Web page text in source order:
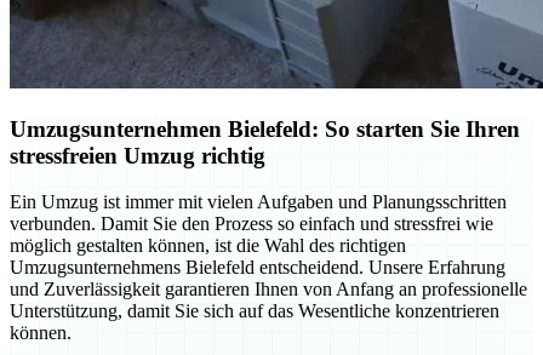
Umzugsunternehmen Bielefeld: So starten Sie Ihren
stressfreien Umzug richtig
Ein Umzug ist immer mit vielen Aufgaben und Planungsschritten
verbunden. Damit Sie den Prozess so einfach und stressfrei wie
möglich gestalten können, ist die Wahl des richtigen
Umzugsunternehmens Bielefeld entscheidend. Unsere Erfahrung
und Zuverlässigkeit garantieren Ihnen von Anfang an professionelle
Unterstützung, damit Sie sich auf das Wesentliche konzentrieren
können.